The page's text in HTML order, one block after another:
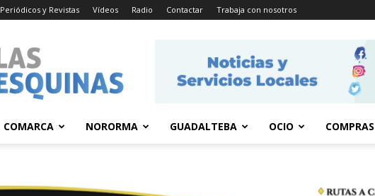
Periódicos y Revistas Vídeos Radio Contactar Trabaja con nosotros
Las
4
Esquinas
COMARCA NORORMA GUADALTEBA OCIO COMPRAS